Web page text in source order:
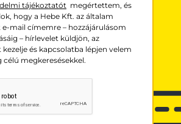
tájékoztatótmegértettem, és
hogy a Hebe Kft. az általam
mail címemre – hozzájárulásom
– hírlevelet küldjön, az
és kapcsolatba lépjen velem
célú megkeresésekkel.